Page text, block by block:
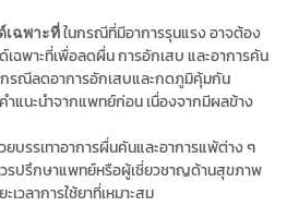
เฉพาะที่ในกรณีที่มีอาการรุนแรง อาจต้อง
เฉพาะที่เพื่อลดผื่น การอักเสบ และอาการคัน
กรณีลดอาการอักเสบและกดภูมิคุ้มกัน
ำแนะนำจากแพทย์ก่อน เนื่องจากมีผลข้าง
ยบรรเทาอาการผื่นคันและอาการแพ้ต่าง ๆ
รปรึกษาแพทย์หรือผู้เชี่ยวชาญด้านสุขภาพ
วลาการใช้ยาที่เหมาะสม